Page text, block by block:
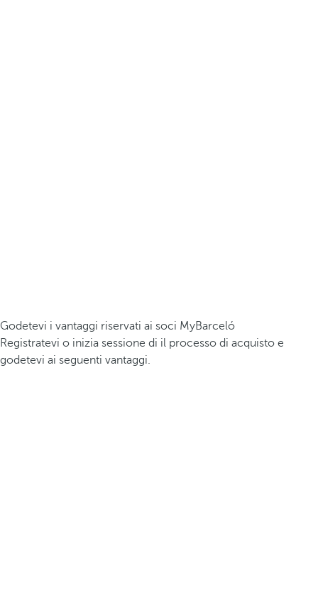
Godetevi i vantaggi riservati ai soci MyBarceló
Registratevi o inizia sessione di il processo di acquisto e
godetevi ai seguenti vantaggi.